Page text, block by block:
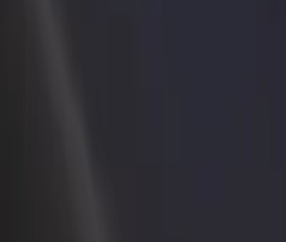
Bolt
naše služby a najděte tu ideální pro